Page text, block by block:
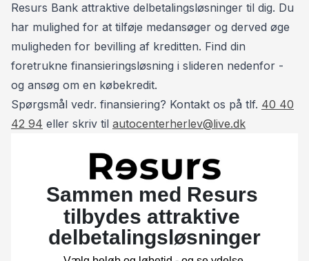
www.autocenterherlev.dk
Vi tilbyder også service og reparation af de fleste
bilmærker på eget værksted til lave priser.
Kontakt:
📞 Tommy: 40 40 42 94
*Forbehold for indtastnings og beregningsfejl.
Resurs Bank attraktive delbetalingsløsninger til dig. Du
har mulighed for at tilføje medansøger og derved øge
muligheden for bevilling af kreditten. Find din
foretrukne finansieringsløsning i slideren nedenfor -
og ansøg om en købekredit.
Spørgsmål vedr. finansiering? Kontakt os på tlf. 40 40
42 94 eller skriv til autocenterherlev@live.dk